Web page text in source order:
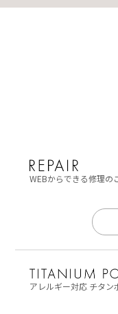
WEBからできる修理の
アレルギー対応チタン